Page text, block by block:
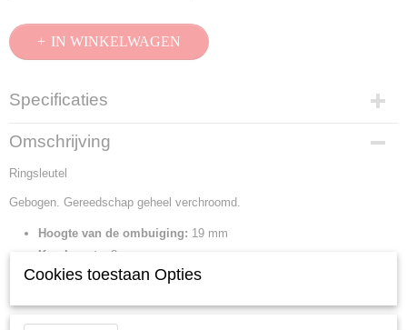
IN WINKELWAGEN
Specificaties
Productcode
98 01 09
EAN code
Productcode leverancier
98 01 09
Netto gewicht
0,08 Kg
0,08 Kg
Omschrijving
Ringsleutel
Gebogen. Gereedschap geheel verchroomd.
Hoogte van de ombuiging: 19 mm
Kop hoogte: 8 mm
Kopbreedte:15.5 mm
DIN:DIN EN 60900
Cookies toestaan Opties